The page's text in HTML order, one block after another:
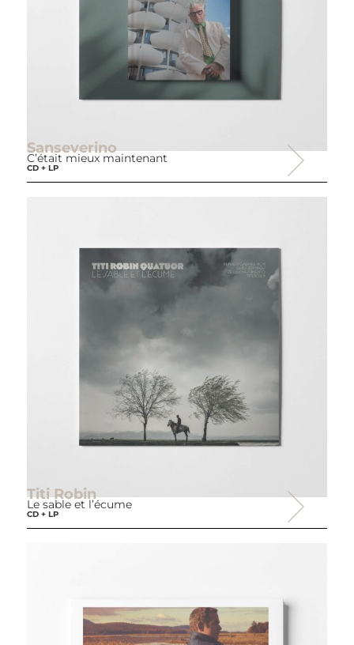
Sanseverino
C’était mieux maintenant
CD + LP
Titi Robin
Le sable et l’écume
CD + LP